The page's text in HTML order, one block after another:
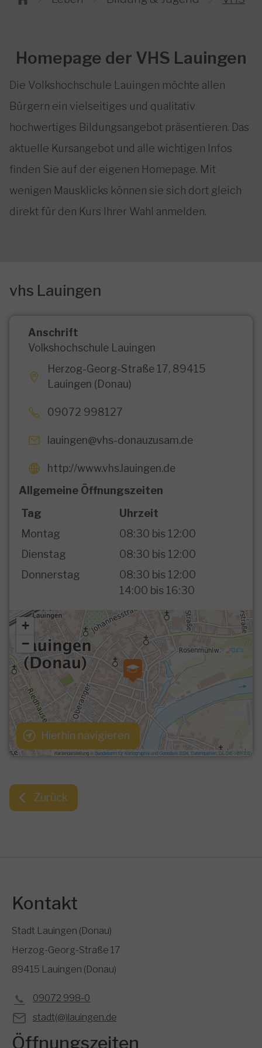
Homepage der VHS Lauingen
Die Volkshochschule Lauingen möchte allen
Bürgern ein vielseitiges und qualitativ
hochwertiges Bildungsangebot präsentieren. Das
aktuelle Kursangebot und alle wichtigen Infos
finden Sie auf der eigenen Homepage. Mit
wenigen Mausklicks können sie sich dort gleich
direkt für den Kurs Ihrer Wahl anmelden.
vhs Lauingen
Anschrift
Volkshochschule Lauingen
Herzog-Georg-Straße 17, 89415
Lauingen (Donau)
09072 998127
lauingen@vhs-donauzusam.de
http://www.vhs.lauingen.de
Allgemeine Öffnungszeiten
Tag
Uhrzeit
Montag
08:30 bis 12:00
Dienstag
08:30 bis 12:00
Donnerstag
08:30 bis 12:00
14:00 bis 16:30
Hierhin navigieren
Zurück
Kontakt
Stadt Lauingen (Donau)
Herzog-Georg-Straße 17
89415 Lauingen (Donau)
09072 998-0
stadt(@)lauingen.de
Öffnungszeiten